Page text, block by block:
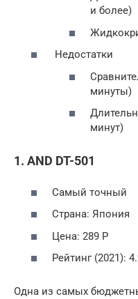
и более)
Недостатки
минуты)
минут)
1. AND DT-501
Самый точный
Страна: Япония
Цена: 289 Р
Рейтинг (2021):
Одна из самых